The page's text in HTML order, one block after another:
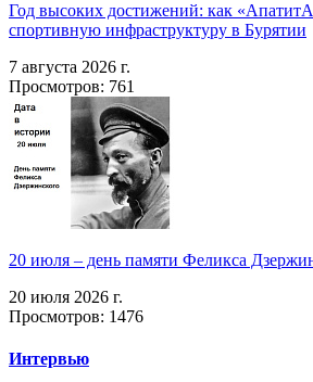
Год высоких достижений: как
спортивную инфраструктуру в Бурятии
7 августа 2026 г.
Просмотров: 761
20 июля – день памяти Феликса
20 июля 2026 г.
Просмотров: 1476
Интервью